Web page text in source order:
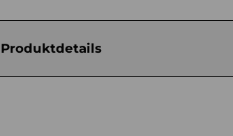
Produktdetails